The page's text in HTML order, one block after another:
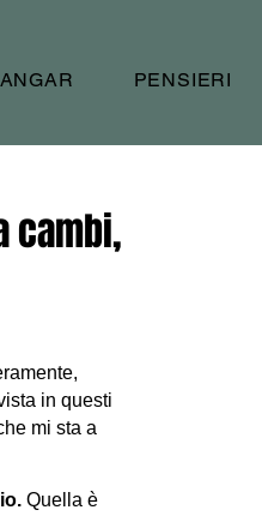
PENSIERI
cambi,
in questi
mi sta a
Quella è